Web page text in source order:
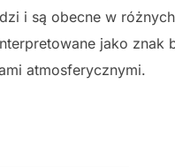
i są obecne w
jako
atmosferycznymi.